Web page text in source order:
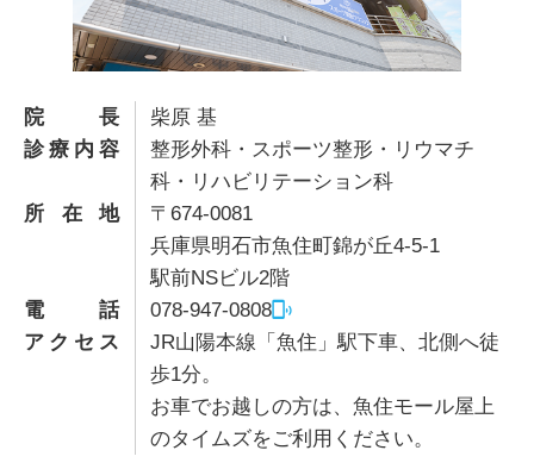
院長
柴原 基
診療内容
整形外科・スポーツ整形・リウマチ
科・リハビリテーション科
所在地
〒674-0081
兵庫県明石市魚住町錦が丘4-5-1
駅前NSビル2階
電話
078-947-0808
アクセス
JR山陽本線「魚住」駅下車、北側へ徒
歩1分。
お車でお越しの方は、魚住モール屋上
のタイムズをご利用ください。